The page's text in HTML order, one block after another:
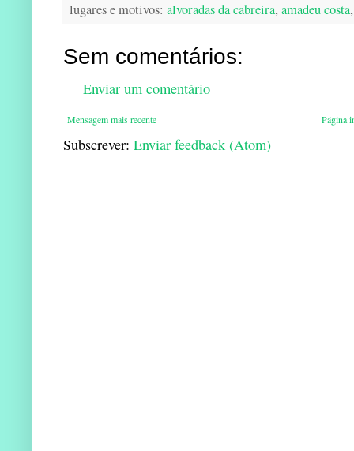
lugares e motivos: alvoradas da cabreira, amadeu costa
Sem comentários:
Enviar um comentário
Mensagem mais recente Página
Subscrever: Enviar feedback (Atom)